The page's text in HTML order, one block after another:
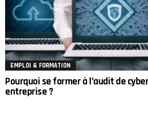
EMPLOI & FORMATION
Pourquoi se former à l’audit de
entreprise ?